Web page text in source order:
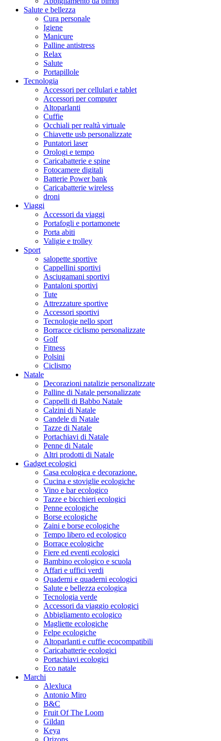
Salute e bellezza
Cura personale
Igiene
Manicure
Palline antistress
Relax
Salute
Portapillole
Tecnologia
Accessori per cellulari e tablet
Accessori per computer
Altoparlanti
Cuffie
Occhiali per realtà virtuale
Chiavette usb personalizzate
Puntatori laser
Orologi e tempo
Caricabatterie e spine
Fotocamere digitali
Batterie Power bank
Caricabatterie wireless
droni
Viaggi
Accessori da viaggi
Portafogli e portamonete
Porta abiti
Valigie e trolley
Sport
salopette sportive
Cappellini sportivi
Asciugamani sportivi
Pantaloni sportivi
Tute
Attrezzature sportive
Accessori sportivi
Tecnologie nello sport
Borracce ciclismo personalizzate
Golf
Fitness
Polsini
Ciclismo
Natale
Decorazioni natalizie personalizzate
Palline di Natale personalizzate
Cappelli di Babbo Natale
Calzini di Natale
Candele di Natale
Tazze di Natale
Portachiavi di Natale
Penne di Natale
Altri prodotti di Natale
Gadget ecologici
Casa ecologica e decorazione.
Cucina e stoviglie ecologiche
Vino e bar ecologico
Tazze e bicchieri ecologici
Penne ecologiche
Borse ecologiche
Zaini e borse ecologiche
Tempo libero ed ecologico
Borrace ecologiche
Fiere ed eventi ecologici
Bambino ecologico e scuola
Affari e uffici verdi
Quaderni e quaderni ecologici
Salute e bellezza ecologica
Tecnologia verde
Accessori da viaggio ecologici
Abbigliamento ecologico
Magliette ecologiche
Felpe ecologiche
Altoparlanti e cuffie ecocompatibili
Caricabatterie ecologici
Portachiavi ecologici
Eco natale
Marchi
Alexluca
Antonio Miro
B&C
Fruit Of The Loom
Gildan
Keya
Orizons